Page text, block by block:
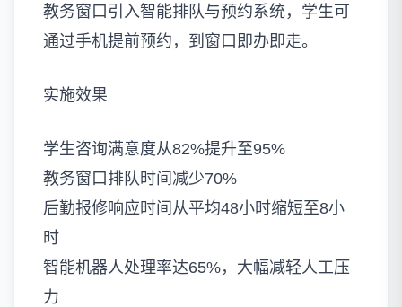
教务窗口引入智能排队与预约系统，学生可
通过手机提前预约，到窗口即办即走。
实施效果
学生咨询满意度从82%提升至95%
教务窗口排队时间减少70%
后勤报修响应时间从平均48小时缩短至8小
时
智能机器人处理率达65%，大幅减轻人工压
力